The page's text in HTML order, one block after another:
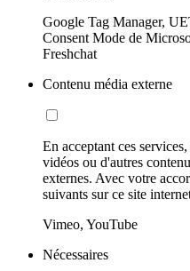
Google Tag Manager,
Consent Mode de
Freshchat
Contenu média externe
En acceptant ces
vidéos ou d'autres
externes. Avec votre
suivants sur ce site
Vimeo, YouTube
Nécessaires